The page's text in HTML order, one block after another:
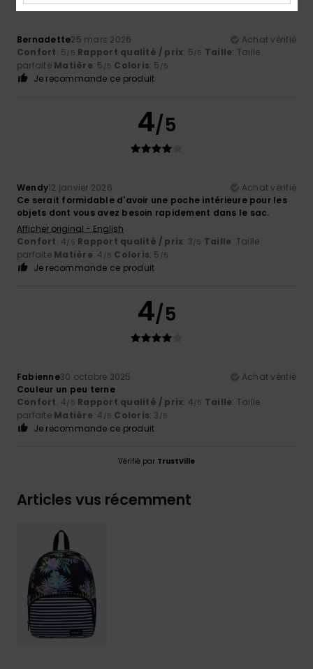
Bernadette25 mars 2026
Achat vérifié
Confort: 5/5 Rapport qualité / prix: 5/5 Taille: Taille
parfaite Matière: 5 /5 Coloris: 5 /5
Je recommande ce produit
4/5
Wendy12 janvier 2026
Achat vérifié
Ce serait formidable d'avoir une poche intérieure pour les
objets dont vous avez besoin rapidement dans le sac.
Afficher original - English
Confort: 4/5 Rapport qualité / prix: 3/5 Taille: Taille
parfaite Matière: 4 /5 Coloris: 5 /5
Je recommande ce produit
4/5
Fabienne30 octobre 2025
Achat vérifié
Couleur un peu terne
Confort: 4/5 Rapport qualité / prix: 4/5 Taille: Taille
parfaite Matière: 4 /5 Coloris: 3 /5
Je recommande ce produit
Vérifié par TrustVille
Articles vus récemment